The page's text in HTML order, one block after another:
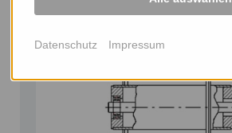
Datenschutz Impressum